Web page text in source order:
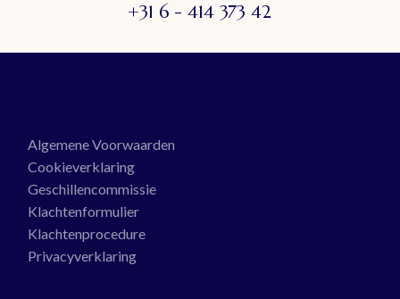
+31 6 - 414 373 42
Algemene Voorwaarden
Cookieverklaring
Geschillencommissie
Klachtenformulier
Klachtenprocedure
Privacyverklaring